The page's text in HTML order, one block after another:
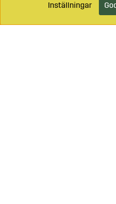
Lägg i
Inställningar